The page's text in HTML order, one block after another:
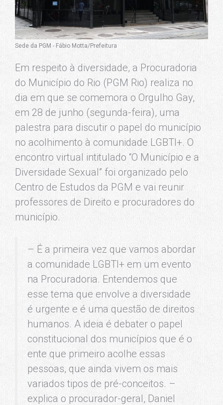
Sede da PGM - Fábio Motta/Prefeitura
Em respeito à diversidade, a Procuradoria
do Município do Rio (PGM Rio) realiza no
dia em que se comemora o Orgulho Gay,
em 28 de junho (segunda-feira), uma
palestra para discutir o papel do município
no acolhimento à comunidade LGBTI+. O
encontro virtual intitulado “O Município e a
Diversidade Sexual” foi organizado pelo
Centro de Estudos da PGM e vai reunir
professores de Direito e procuradores do
município.
– É a primeira vez que vamos abordar
a comunidade LGBTI+ em um evento
na Procuradoria. Entendemos que
esse tema que envolve a diversidade
é urgente e é uma questão de direitos
humanos. A ideia é debater o papel
constitucional dos municípios que é o
ente que primeiro acolhe essas
pessoas, que ainda vivem os mais
variados tipos de pré-conceitos. –
explica o procurador-geral, Daniel